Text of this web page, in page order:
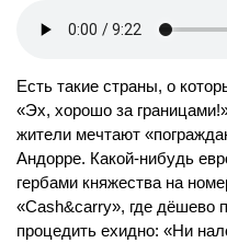
Есть такие страны, о
«Эх, хорошо за
жители мечтают
Андорре. Какой-нибудь
гербами княжества на
«Cash&carry», где дёшево
процедить ехидно: «Ни